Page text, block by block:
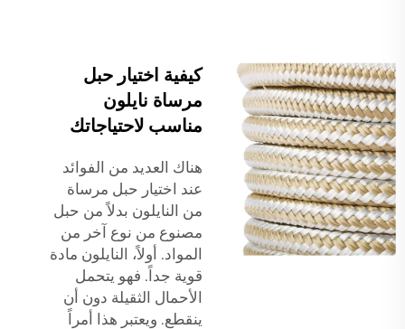
كيفية اختيار حبل
مرساة نايلون
مناسب لاحتياجاتك
هناك العديد من الفوائد
عند اختيار حبل مرساة
من النايلون بدلاً من حبل
مصنوع من نوع آخر من
المواد. أولاً، النايلون مادة
قوية جداً. فهو يتحمل
الأحمال الثقيلة دون أن
ينقطع. ويعتبر هذا أمراً